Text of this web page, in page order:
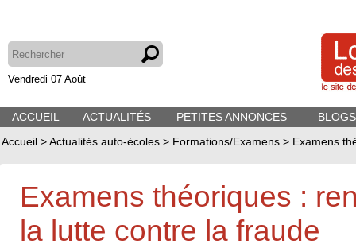
Vendredi 07 Août
ACCUEIL ACTUALITÉS PETITES ANNONCES
Accueil >Actualités auto-écoles > Formations/Examens > Examens
Examens théoriques :
la lutte contre la fraude